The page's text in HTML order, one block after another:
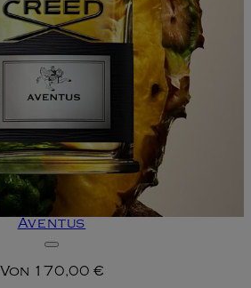
Aventus
Von 170,00 €